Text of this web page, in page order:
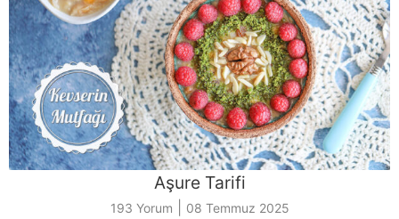
Aşure Tarifi
193 Yorum 08 Temmuz 2025